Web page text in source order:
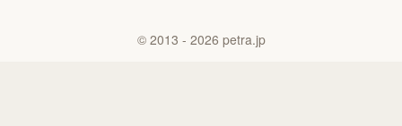
© 2013 - 2026 petra.jp